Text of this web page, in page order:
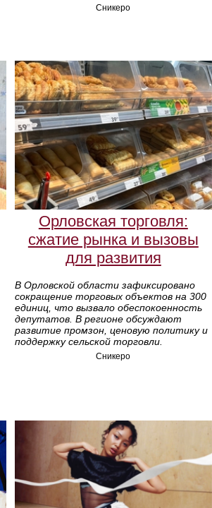
Сникеро
Орловская торговля:
сжатие рынка и вызовы
для развития
В Орловской области зафиксировано
сокращение торговых объектов на 300
единиц, что вызвало обеспокоенность
депутатов. В регионе обсуждают
развитие промзон, ценовую политику и
поддержку сельской торговли.
Сникеро